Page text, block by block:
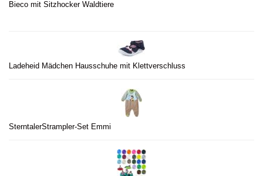
Bieco mit Sitzhocker Waldtiere
Ladeheid Mädchen Hausschuhe mit Klettverschluss
SterntalerStrampler-Set Emmi